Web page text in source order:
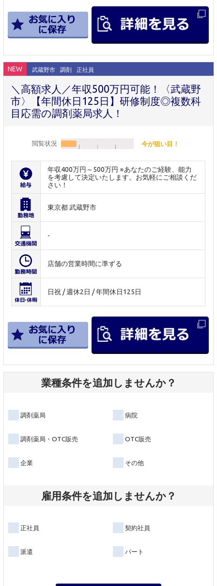
NEW 武蔵野市 調剤 正社員
＼高額求人／年収500万円可能！〈武蔵野
市〉【年間休日125日】研修制度◎複数科
目応需の調剤薬局求人！
閲覧状況 今が狙い目！
年収400万円～500万円 ※あなたのご経験、能力
を考慮して決定いたします。お気軽にご相談くだ
さい！
東京都 武蔵野市
-
店舗の営業時間に準ずる
日祝 / 週休2日 / 年間休日125日
業種条件を追加しませんか？
調剤薬局 病院
調剤薬局・OTC販売 OTC販売
企業 その他
雇用条件を追加しませんか？
正社員 契約社員
派遣 パート